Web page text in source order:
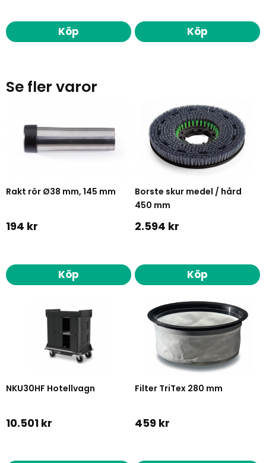
Köp Köp
Se fler varor
Rakt rör Ø38 mm, 145 mm
194 kr
Köp
Borste skur medel / hård
450 mm
2.594 kr
Köp
NKU30HF Hotellvagn
10.501 kr
Filter TriTex 280 mm
459 kr